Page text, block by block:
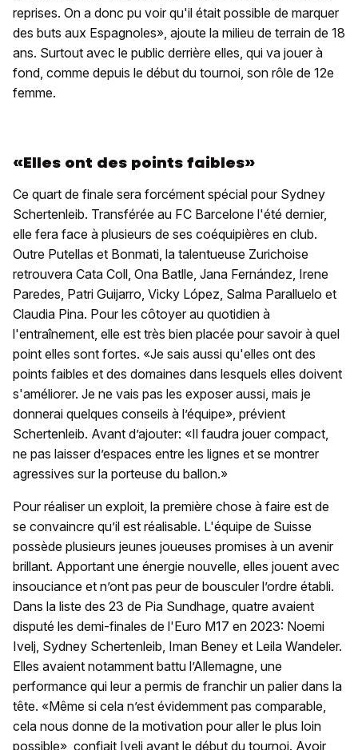
reprises. On a donc pu voir qu'il était possible de marquer
des buts aux Espagnoles», ajoute la milieu de terrain de 18
ans. Surtout avec le public derrière elles, qui va jouer à
fond, comme depuis le début du tournoi, son rôle de 12e
femme.
«Elles ont des points faibles»
Ce quart de finale sera forcément spécial pour Sydney
Schertenleib. Transférée au FC Barcelone l'été dernier,
elle fera face à plusieurs de ses coéquipières en club.
Outre Putellas et Bonmati, la talentueuse Zurichoise
retrouvera Cata Coll, Ona Batlle, Jana Fernández, Irene
Paredes, Patri Guijarro, Vicky López, Salma Paralluelo et
Claudia Pina. Pour les côtoyer au quotidien à
l'entraînement, elle est très bien placée pour savoir à quel
point elles sont fortes. «Je sais aussi qu'elles ont des
points faibles et des domaines dans lesquels elles doivent
s'améliorer. Je ne vais pas les exposer aussi, mais je
donnerai quelques conseils à l’équipe», prévient
Schertenleib. Avant d’ajouter: «Il faudra jouer compact,
ne pas laisser d’espaces entre les lignes et se montrer
agressives sur la porteuse du ballon.»
Pour réaliser un exploit, la première chose à faire est de
se convaincre qu’il est réalisable. L'équipe de Suisse
possède plusieurs jeunes joueuses promises à un avenir
brillant. Apportant une énergie nouvelle, elles jouent avec
insouciance et n’ont pas peur de bousculer l’ordre établi.
Dans la liste des 23 de Pia Sundhage, quatre avaient
disputé les demi-finales de l'Euro M17 en 2023: Noemi
Ivelj, Sydney Schertenleib, Iman Beney et Leila Wandeler.
Elles avaient notamment battu l’Allemagne, une
performance qui leur a permis de franchir un palier dans la
tête. «Même si cela n’est évidemment pas comparable,
cela nous donne de la motivation pour aller le plus loin
possible», confiait Ivelj avant le début du tournoi. Avoir